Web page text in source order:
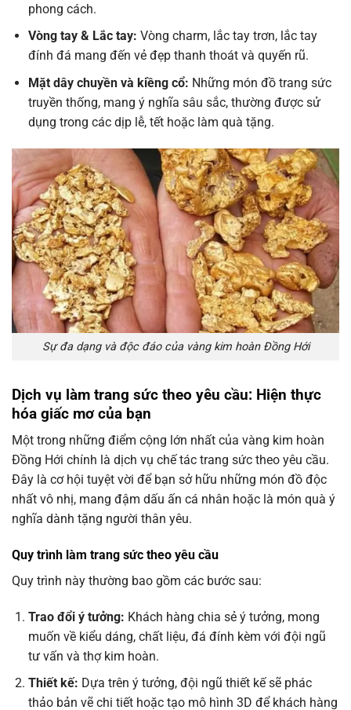
phong cách.
Vòng tay & Lắc tay: Vòng charm, lắc tay trơn, lắc tay
đính đá mang đến vẻ đẹp thanh thoát và quyến rũ.
Mặt dây chuyền và kiềng cổ: Những món đồ trang sức
truyền thống, mang ý nghĩa sâu sắc, thường được sử
dụng trong các dịp lễ, tết hoặc làm quà tặng.
Sự đa dạng và độc đáo của vàng kim hoàn Đồng Hới
Dịch vụ làm trang sức theo yêu cầu: Hiện thực
hóa giấc mơ của bạn
Một trong những điểm cộng lớn nhất của vàng kim hoàn
Đồng Hới chính là dịch vụ chế tác trang sức theo yêu cầu.
Đây là cơ hội tuyệt vời để bạn sở hữu những món đồ độc
nhất vô nhị, mang đậm dấu ấn cá nhân hoặc là món quà ý
nghĩa dành tặng người thân yêu.
Quy trình làm trang sức theo yêu cầu
Quy trình này thường bao gồm các bước sau:
Trao đổi ý tưởng: Khách hàng chia sẻ ý tưởng, mong
muốn về kiểu dáng, chất liệu, đá đính kèm với đội ngũ
tư vấn và thợ kim hoàn.
Thiết kế: Dựa trên ý tưởng, đội ngũ thiết kế sẽ phác
thảo bản vẽ chi tiết hoặc tạo mô hình 3D để khách hàng